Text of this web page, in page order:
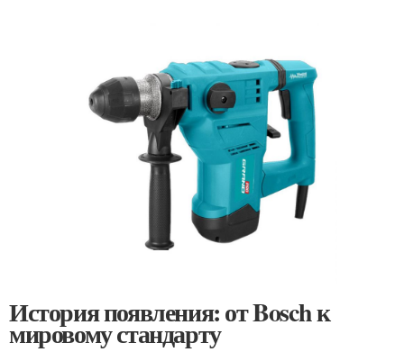
История появления: от Bosch к
мировому стандарту